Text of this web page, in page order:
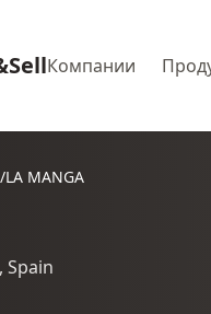
Компании
/LA MANGA
Spain